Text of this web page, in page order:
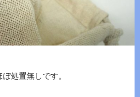
処置無しです。